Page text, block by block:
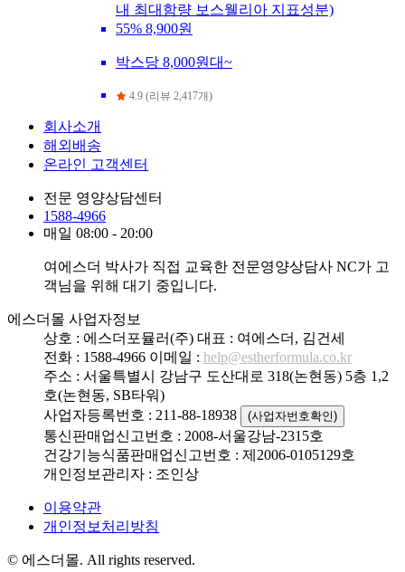
내 최대함량 보스웰리아 지표성분)
55% 8,900원
박스당 8,000원대~
4.9 (리뷰 2,417개)
회사소개
해외배송
온라인 고객센터
전문 영양상담센터
1588-4966
매일 08:00 - 20:00
여에스더 박사가 직접 교육한 전문영양상담사 NC가 고
객님을 위해 대기 중입니다.
에스더몰 사업자정보
상호 : 에스더포뮬러(주) 대표 : 여에스더, 김건세
전화 : 1588-4966 이메일 : help@estherformula.co.kr
주소 : 서울특별시 강남구 도산대로 318(논현동) 5층 1,2
호(논현동, SB타워)
사업자등록번호 : 211-88-18938
(사업자번호확인)
통신판매업신고번호 : 2008-서울강남-2315호
건강기능식품판매업신고번호 : 제2006-0105129호
개인정보관리자 : 조인상
이용약관
개인정보처리방침
© 에스더몰. All rights reserved.